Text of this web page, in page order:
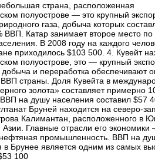
страна, расположенная
полуострове — это крупный
газа, добыча которых
ВВП. Катар занимает второе место
В 2008 году на каждого
приходилось $103 500. 4. Кувейт
полуострове, это — крупный
и переработка обеспечивают
страны. Доля Кувейта в
золота» составляет примерно
на душу населения составил $57
Бруней находится на северо-
Калимантан, расположенного в
Азии. Главные отрасли его экономики
нефтяная промышленность. ВВП на
в Брунее является одним из самых
100